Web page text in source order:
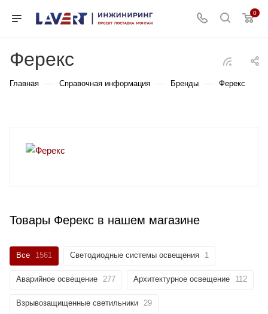
0
Ферекс
Главная — Справочная информация — Бренды — Ферекс
Товары Ферекс в нашем магазине
Все 1561 Светодиодные системы освещения 1
Аварийное освещение 277 Архитектурное освещение 112
Взрывозащищенные светильники 29